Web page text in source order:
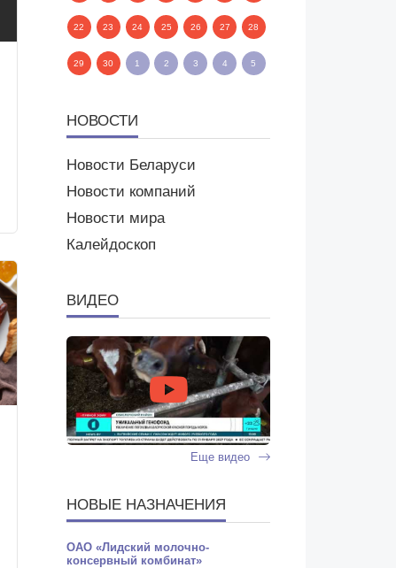
22 23 24 25 26 27 28
29 30 1 2 3 4 5
НОВОСТИ
Новости Беларуси
Новости компаний
Новости мира
Калейдоскоп
ВИДЕО
Еще видео
НОВЫЕ НАЗНАЧЕНИЯ
ОАО «Лидский молочно-
консервный комбинат»